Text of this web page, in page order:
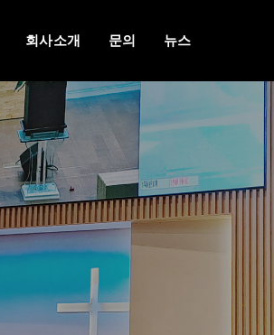
회사소개 문의 뉴스